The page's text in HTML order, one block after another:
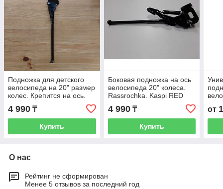
Подножка для детского
велосипеда на 20" размер
колес. Крепится на ось.
4 990 ₸
Купить
Боковая подножка на ось
велосипеда 20" колеса.
Rassrochka. Kaspi RED
4 990₸
Купить
от
О нас
Рейтинг не сформирован
Менее 5 отзывов за последний год